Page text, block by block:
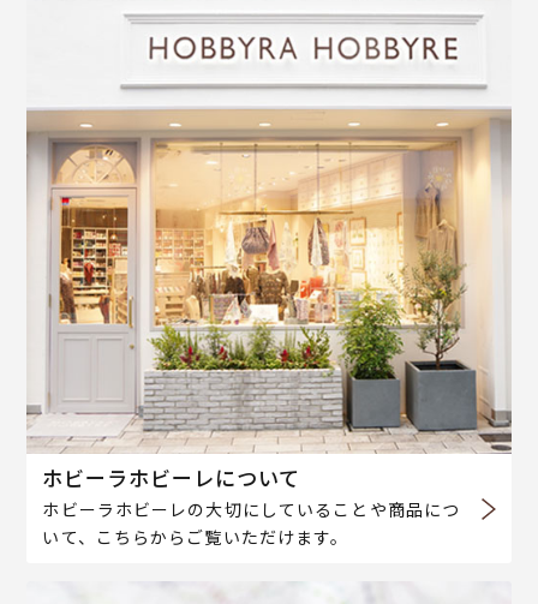
ホビーラホビーレについて
ホビーラホビーレの大切にしていることや商品につ
いて、こちらからご覧いただけます。